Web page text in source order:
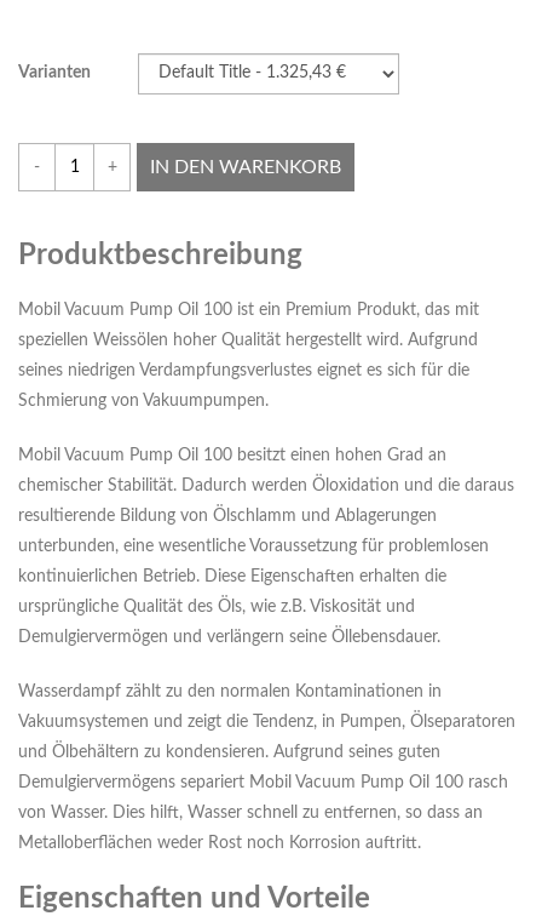
Varianten
- + IN DEN WARENKORB
Produktbeschreibung
Mobil Vacuum Pump Oil 100 ist ein Premium Produkt, das mit
speziellen Weissölen hoher Qualität hergestellt wird. Aufgrund
seines niedrigen Verdampfungsverlustes eignet es sich für die
Schmierung von Vakuumpumpen.
Mobil Vacuum Pump Oil 100 besitzt einen hohen Grad an
chemischer Stabilität. Dadurch werden Öloxidation und die daraus
resultierende Bildung von Ölschlamm und Ablagerungen
unterbunden, eine wesentliche Voraussetzung für problemlosen
kontinuierlichen Betrieb. Diese Eigenschaften erhalten die
ursprüngliche Qualität des Öls, wie z.B. Viskosität und
Demulgiervermögen und verlängern seine Öllebensdauer.
Wasserdampf zählt zu den normalen Kontaminationen in
Vakuumsystemen und zeigt die Tendenz, in Pumpen, Ölseparatoren
und Ölbehältern zu kondensieren. Aufgrund seines guten
Demulgiervermögens separiert Mobil Vacuum Pump Oil 100 rasch
von Wasser. Dies hilft, Wasser schnell zu entfernen, so dass an
Metalloberflächen weder Rost noch Korrosion auftritt.
Eigenschaften und Vorteile